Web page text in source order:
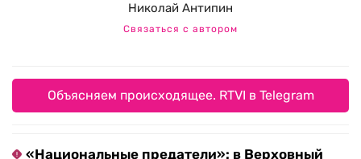
Николай Антипин
Связаться с автором
Объясняем происходящее. RTVI в Telegram
«Национальные предатели»: в Верховный